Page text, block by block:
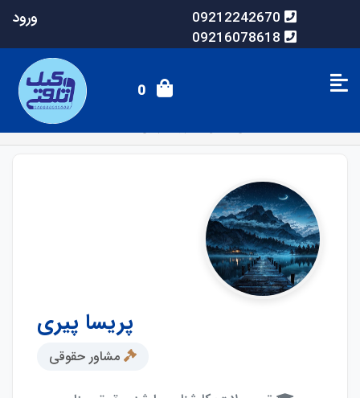
09212242670
09216078618
ورود
0
پریسا پیری
مشاور حقوقی